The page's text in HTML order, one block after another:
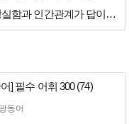
[인터뷰] "불확실한 미래, 성실함과 인간관계가 답이다"… 최강욱 한은 …
] 필수 어휘 300 (74)
푸통화 광동어